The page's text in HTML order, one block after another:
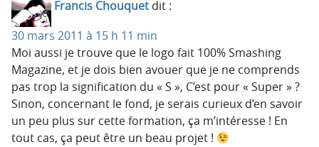
Francis Chouquet dit :
30 mars 2011 à 15 h 11 min
Moi aussi je trouve que le logo fait 100% Smashing
Magazine, et je dois bien avouer que je ne comprends
pas trop la signification du « S », C’est pour « Super » ?
Sinon, concernant le fond, je serais curieux d’en savoir
un peu plus sur cette formation, ça m’intéresse ! En
tout cas, ça peut être un beau projet !